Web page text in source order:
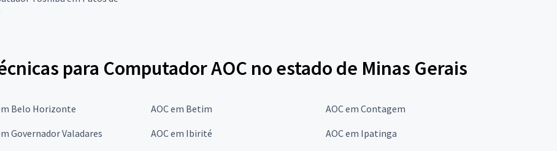
para Computador AOC no estado de Minas Gerais
Belo Horizonte AOC em Betim
AOC em Contagem
Governador Valadares AOC em Ibirité
AOC em Ipatinga